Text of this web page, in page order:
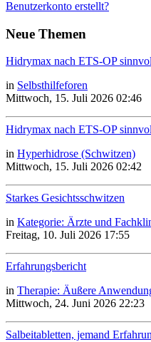
Benutzerkonto erstellt?
Neue Themen
Hidrymax nach ETS-OP
in Selbsthilfeforen
Mittwoch, 15. Juli 2026 02:46
Hidrymax nach ETS-OP
in Hyperhidrose (Schwitzen)
Mittwoch, 15. Juli 2026 02:42
Starkes Gesichtsschwitzen
in Kategorie: Ärzte und
Freitag, 10. Juli 2026 17:55
Erfahrungsbericht
in Therapie: Äußere
Mittwoch, 24. Juni 2026 22:23
Salbeitabletten, jemand